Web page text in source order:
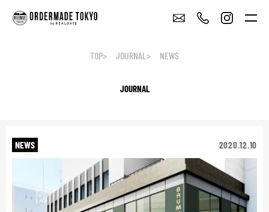
TOP JOURNAL NEWS
JOURNAL
NEWS 2020.12.10